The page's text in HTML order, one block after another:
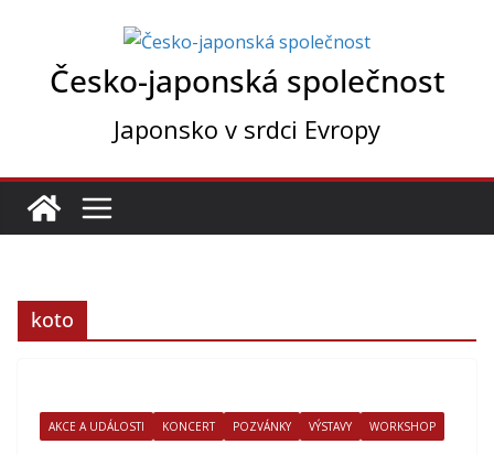
Česko-japonská společnost
Japonsko v srdci Evropy
koto
AKCE A UDÁLOSTI KONCERT POZVÁNKY VÝSTAVY WORKSHOP